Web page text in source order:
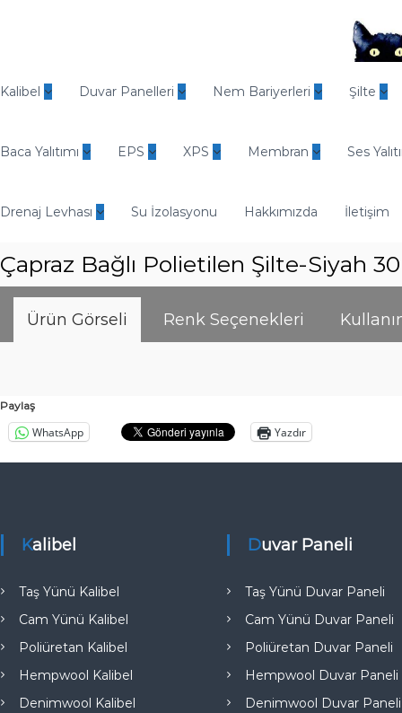
e
d
E
ü
t
r
Y
a
l
ı
A
k
a
a
T
ü
Kalibel Duvar Panelleri Nem Bariyerleri Şilte
Baca Yalıtımı EPS XPS Membran Ses
Drenaj Levhası Su İzolasyonu Hakkımızda İletişim
Çapraz Bağlı Polietilen Şilte-Siyah
Ürün Görseli Renk Seçenekleri
Paylaş
WhatsApp Yazdır
Kalibel
Taş Yünü Kalibel
Cam Yünü Kalibel
Poliüretan Kalibel
Hempwool Kalibel
Denimwool Kalibel
Duvar Paneli
Taş Yünü Duvar Paneli
Cam Yünü Duvar Paneli
Poliüretan Duvar Paneli
Hempwool Duvar Paneli
Denimwool Duvar Paneli